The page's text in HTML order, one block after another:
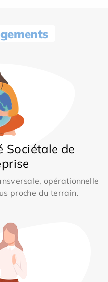
Sociétale de
opérationnelle
proche du terrain.